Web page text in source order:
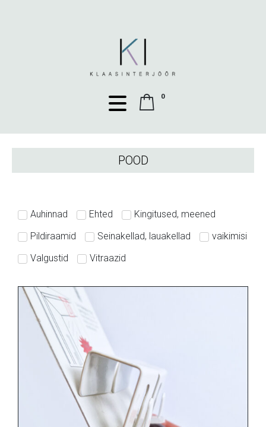
0
POOD
Auhinnad Ehted
Kingitused, meened
Pildiraamid
Seinakellad, lauakellad
vaikimisi
Valgustid
Vitraazid